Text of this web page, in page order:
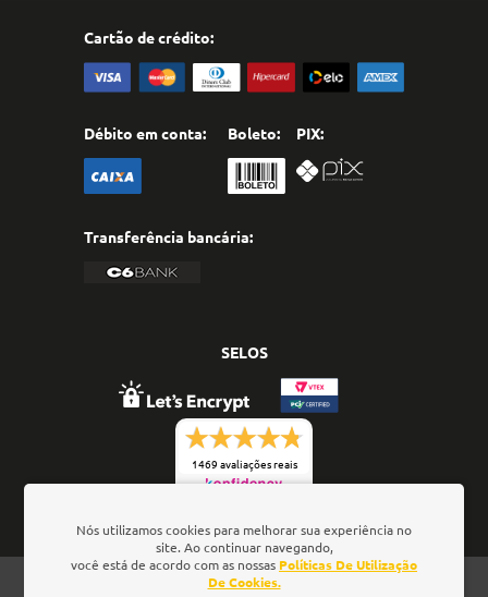
Cartão de crédito:
Débito em conta: Boleto: PIX:
Transferência bancária:
SELOS
1469 avaliações reais
Oficina de Textos - Rua da Consolação, 323 - Loja 28 -
Nós utilizamos cookies para melhorar sua experiência no
site. Ao continuar navegando,
você está de acordo com as nossas Políticas De Utilização
De Cookies.